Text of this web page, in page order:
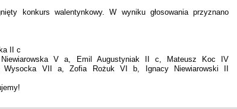
konkurs walentynkowy. W wyniku głosowania przyznano
II c
V a, Emil Augustyniak II c, Mateusz Koc IV
VII a, Zofia Rożuk VI b, Ignacy Niewiarowski II